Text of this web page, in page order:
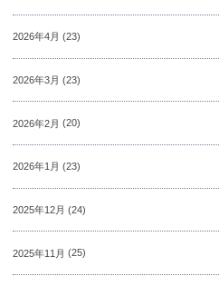
2026年4月 (23)
2026年3月 (23)
2026年2月 (20)
2026年1月 (23)
2025年12月 (24)
2025年11月 (25)